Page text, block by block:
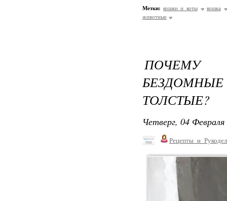
Метки: кошки и коты
кошка
животные
ПОЧЕМУ
ТОЛСТЫЕ?
Четверг, 04